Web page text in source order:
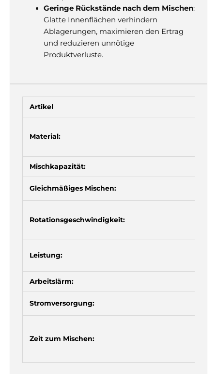
Geringe Rückstände nach dem Mischen:
Glatte Innenflächen verhindern
Ablagerungen, maximieren den Ertrag
und reduzieren unnötige
Produktverluste.
Artikel
Material:
Mischkapazität:
Gleichmäßiges Mischen:
Rotationsgeschwindigkeit:
Leistung:
Arbeitslärm:
Stromversorgung:
Zeit zum Mischen: